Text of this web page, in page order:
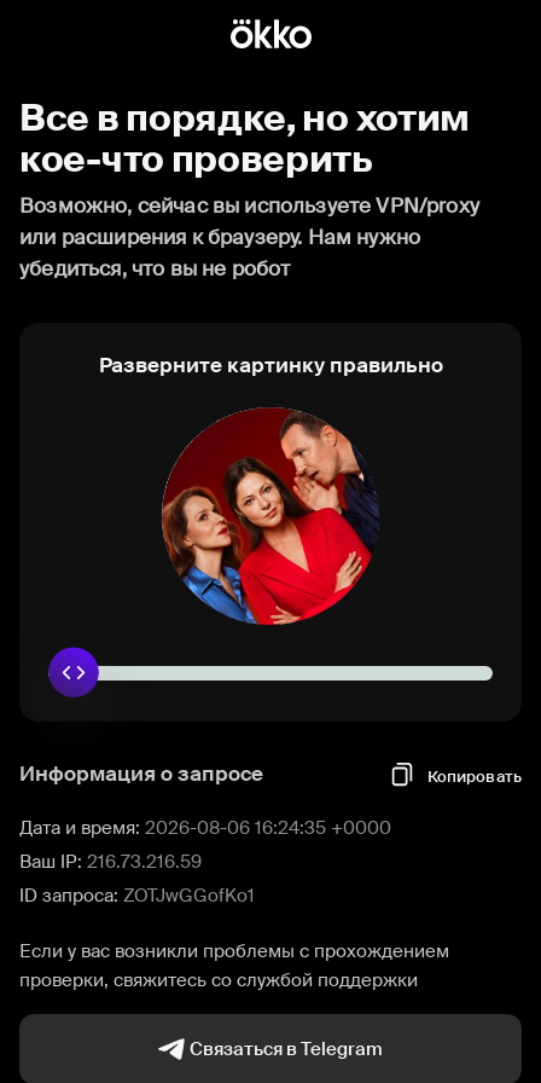
Все в порядке, но хотим
кое-что проверить
Возможно, сейчас вы используете VPN/proxy
или расширения к браузеру. Нам нужно
убедиться, что вы не робот
Разверните картинку правильно
Информация о запросе Копировать
Дата и время: 2026-08-06 16:24:35 +0000
Ваш IP: 216.73.216.59
ID запроса: ZOTJwGGofKo1
Если у вас возникли проблемы с прохождением
проверки, свяжитесь со службой поддержки
Связаться в Telegram